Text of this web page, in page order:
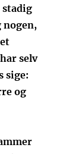
stadig
nogen,
selv
sige:
og